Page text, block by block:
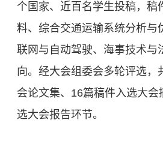
个国家、近百名学生投稿，稿
料、综合交通运输系统分析与
联网与自动驾驶、海事技术与
向。经大会组委会多轮评选，
会论文集、16篇稿件入选大
选大会报告环节。